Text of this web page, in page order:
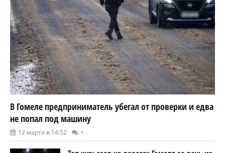
В Гомеле предприниматель убегал от проверки и едва
не попал под машину
12 марта в 14:52 +